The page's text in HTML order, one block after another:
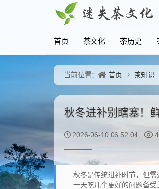
首页 茶文化 茶历史
当前位置： 首页 茶知识
秋冬进补别瞎塞！
2026-06-10 06:52:04
秋冬是传统进补时节，但
一天吃几个更好的问题备